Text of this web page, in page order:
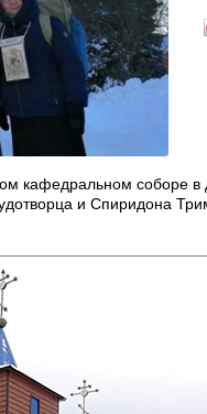
кафедральном соборе в
и Спиридона